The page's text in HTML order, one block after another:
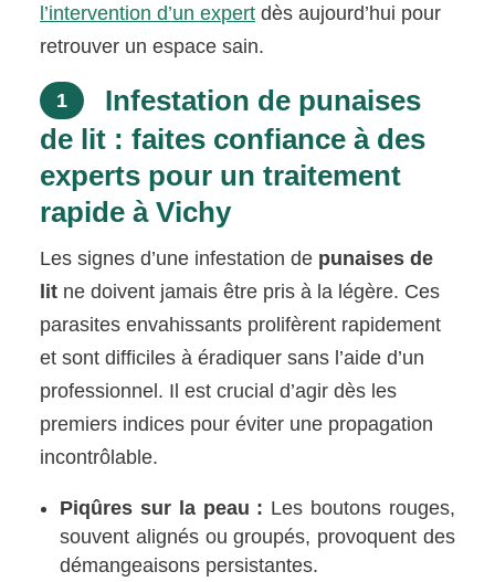
l’intervention d’un expert dès aujourd’hui pour
retrouver un espace sain.
1
Infestation de punaises
de lit : faites confiance à des
experts pour un traitement
rapide à Vichy
Les signes d’une infestation de punaises de
lit ne doivent jamais être pris à la légère. Ces
parasites envahissants prolifèrent rapidement
et sont difficiles à éradiquer sans l’aide d’un
professionnel. Il est crucial d’agir dès les
premiers indices pour éviter une propagation
incontrôlable.
Piqûres sur la peau : Les boutons rouges,
souvent alignés ou groupés, provoquent des
démangeaisons persistantes.